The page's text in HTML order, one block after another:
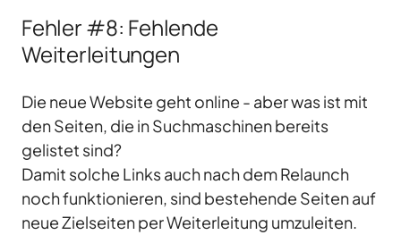
Fehler #8: Fehlende
Weiterleitungen
Die neue Website geht online - aber was ist mit
den Seiten, die in Suchmaschinen bereits
gelistet sind?
Damit solche Links auch nach dem Relaunch
noch funktionieren, sind bestehende Seiten auf
neue Zielseiten per Weiterleitung umzuleiten.